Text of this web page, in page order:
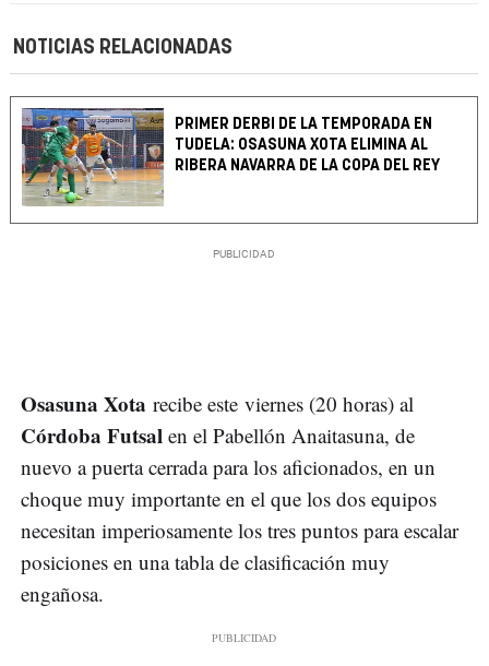
NOTICIAS RELACIONADAS
PRIMER DERBI DE LA TEMPORADA EN
TUDELA: OSASUNA XOTA ELIMINA AL
RIBERA NAVARRA DE LA COPA DEL REY
Osasuna Xota recibe este viernes (20 horas) al
Córdoba Futsal en el Pabellón Anaitasuna, de
nuevo a puerta cerrada para los aficionados, en un
choque muy importante en el que los dos equipos
necesitan imperiosamente los tres puntos para escalar
posiciones en una tabla de clasificación muy
engañosa.